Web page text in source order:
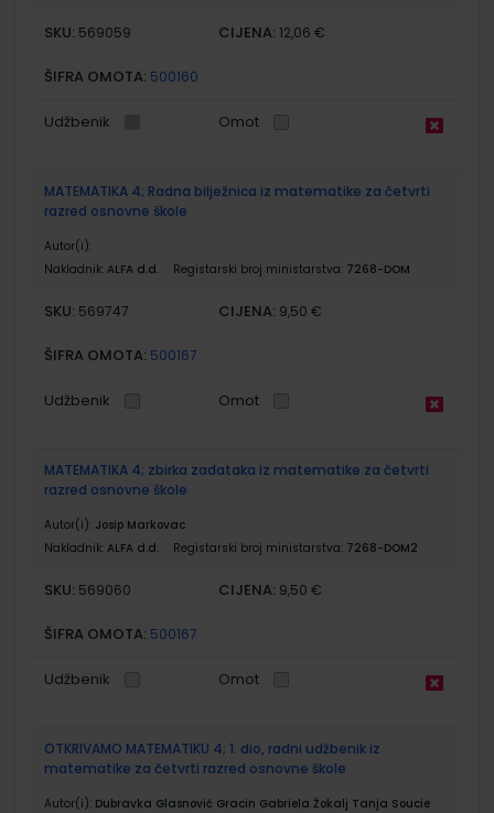
SKU: 569059 CIJENA: 12,06 €
ŠIFRA OMOTA: 500160
Udžbenik Omot
MATEMATIKA 4; Radna bilježnica iz matematike za četvrti
razred osnovne škole
Autor(i):
Nakladnik: ALFA d.d. Registarski broj ministarstva: 7268-DOM
SKU: 569747 CIJENA: 9,50 €
ŠIFRA OMOTA: 500167
Udžbenik Omot
MATEMATIKA 4; zbirka zadataka iz matematike za četvrti
razred osnovne škole
Autor(i): Josip Markovac
Nakladnik: ALFA d.d. Registarski broj ministarstva: 7268-DOM2
SKU: 569060 CIJENA: 9,50 €
ŠIFRA OMOTA: 500167
Udžbenik Omot
OTKRIVAMO MATEMATIKU 4; 1. dio, radni udžbenik iz
matematike za četvrti razred osnovne škole
Autor(i): Dubravka Glasnović Gracin Gabriela Žokalj Tanja Soucie